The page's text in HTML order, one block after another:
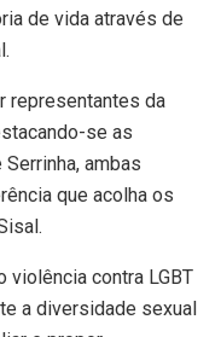
de vida através de
representantes da
se as
ambas
que acolha os
violência contra LGBT
a diversidade sexual